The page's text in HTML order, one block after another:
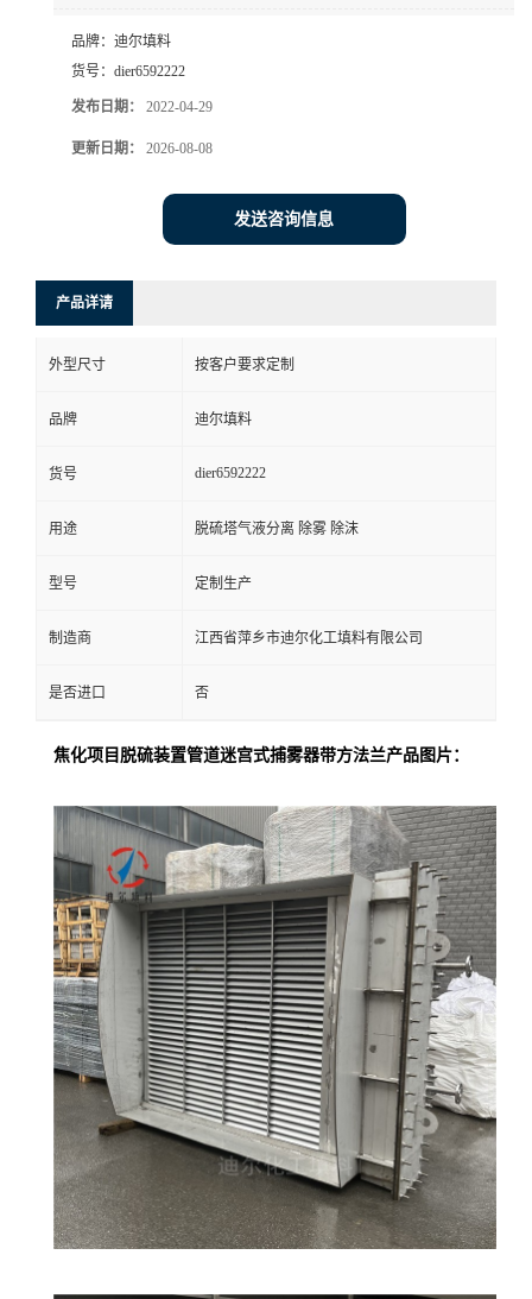
品牌： 迪尔填料
货号： dier6592222
发布日期： 2022-04-29
更新日期： 2026-08-08
发送咨询信息
产品详请
外型尺寸 按客户要求定制
品牌 迪尔填料
货号 dier6592222
用途 脱硫塔气液分离 除雾 除沫
型号 定制生产
制造商 江西省萍乡市迪尔化工填料有限公司
是否进口 否
焦化项目脱硫装置管道迷宫式捕雾器带方法兰产品图片：